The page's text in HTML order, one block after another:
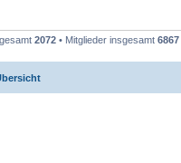
2072 • Mitglieder insgesamt 6867